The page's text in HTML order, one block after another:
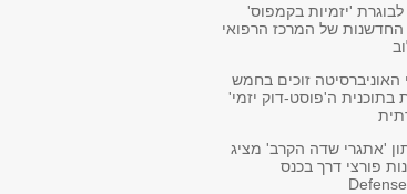
לבוגרת 'יזמיות בקמפוס'
החדשנות של המרכז הרפואי
האוניברסיטה זוכים בחמש
בתוכנית ה'פוסט-דוק יזמי'
'אתגרי שדה הקרב' מציג
פורצי דרך בכנס